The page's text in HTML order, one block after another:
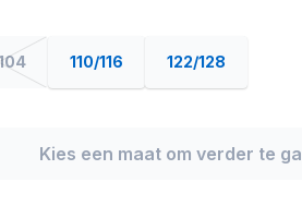
110/116 122/128
Kies een maat om verder te